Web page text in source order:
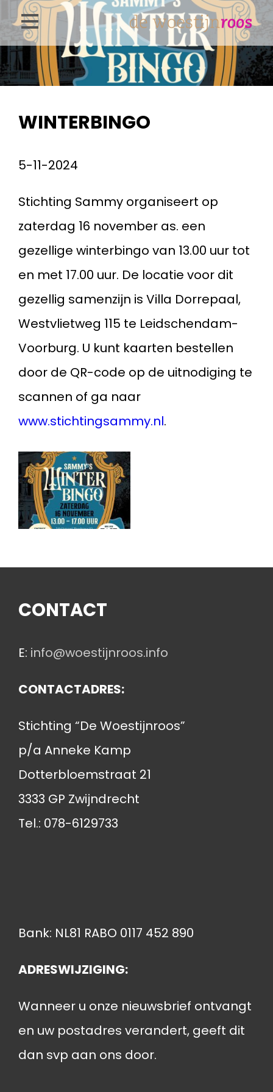
Overslaan
naar
de
gaan
WINTERBINGO
5-11-2024
Stichting Sammy organiseert op
zaterdag 16 november as. een
gezellige winterbingo van 13.00 uur tot
en met 17.00 uur. De locatie voor dit
gezellig samenzijn is Villa Dorrepaal,
Westvlietweg 115 te Leidschendam-
Voorburg. U kunt kaarten bestellen
door de QR-code op de uitnodiging te
scannen of ga naar
www.stichtingsammy.nl.
CONTACT
E: info@woestijnroos.info
CONTACTADRES:
Stichting “De Woestijnroos”
p/a Anneke Kamp
Dotterbloemstraat 21
3333 GP Zwijndrecht
Tel.: 078-6129733
Bank: NL81 RABO 0117 452 890
ADRESWIJZIGING:
Wanneer u onze nieuwsbrief ontvangt
en uw postadres verandert, geeft dit
dan svp aan ons door.